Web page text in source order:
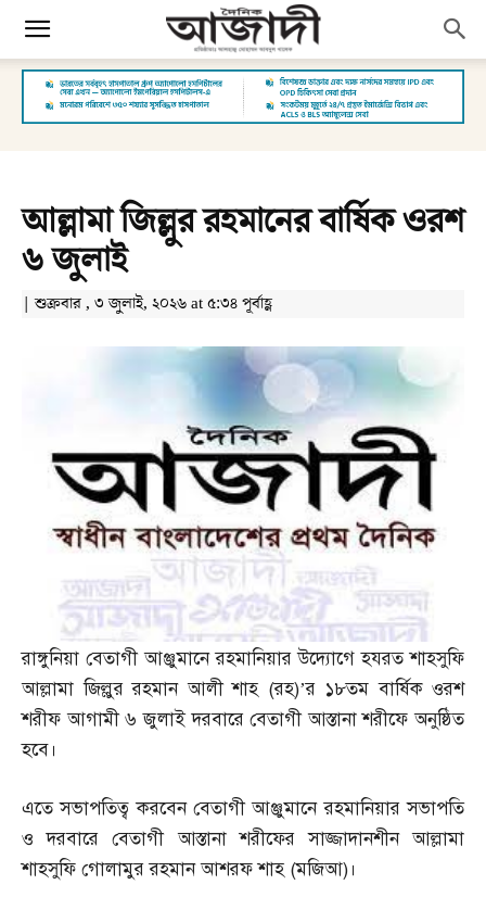
আল্লামা জিল্লুর রহমানের বার্ষিক ওরশ
৬ জুলাই
| শুক্রবার , ৩ জুলাই, ২০২৬ at ৫:৩৪ পূর্বাহ্ণ
রাঙ্গুনিয়া বেতাগী আঞ্জুমানে রহমানিয়ার উদ্যোগে হযরত শাহসুফি
আল্লামা জিল্লুর রহমান আলী শাহ (রহ)’র ১৮তম বার্ষিক ওরশ
শরীফ আগামী ৬ জুলাই দরবারে বেতাগী আস্তানা শরীফে অনুষ্ঠিত
হবে।
এতে সভাপতিত্ব করবেন বেতাগী আঞ্জুমানে রহমানিয়ার সভাপতি
ও দরবারে বেতাগী আস্তানা শরীফের সাজ্জাদানশীন আল্লামা
শাহসুফি গোলামুর রহমান আশরফ শাহ (মজিআ)।